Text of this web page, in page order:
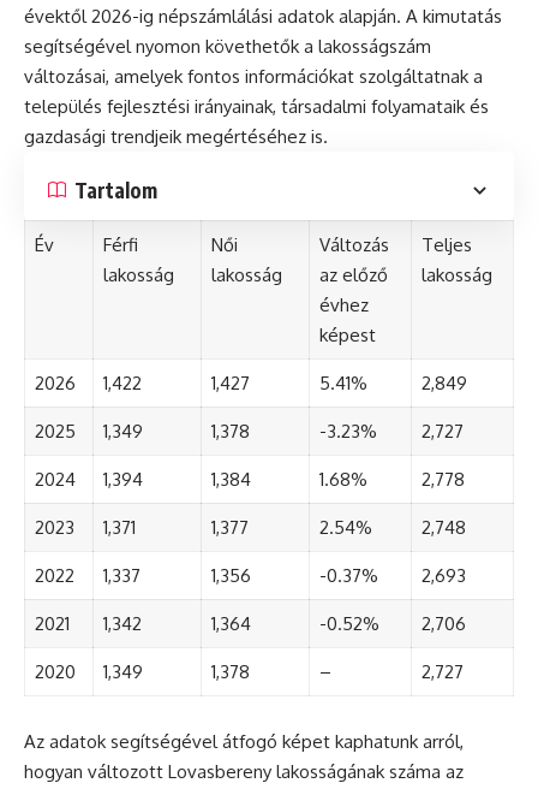
évektől 2026-ig népszámlálási adatok alapján. A kimutatás
segítségével nyomon követhetők a lakosságszám
változásai, amelyek fontos információkat szolgáltatnak a
település fejlesztési irányainak, társadalmi folyamataik és
gazdasági trendjeik megértéséhez is.
Tartalom
Év
Férfi
lakosság
Női
lakosság
Változás
az előző
évhez
képest
Teljes
lakosság
2026 1,422 1,427 5.41% 2,849
2025 1,349 1,378 -3.23% 2,727
2024 1,394 1,384 1.68% 2,778
2023 1,371 1,377 2.54% 2,748
2022 1,337 1,356 -0.37% 2,693
2021 1,342 1,364 -0.52% 2,706
2020 1,349 1,378 – 2,727
Az adatok segítségével átfogó képet kaphatunk arról,
hogyan változott Lovasbereny lakosságának száma az